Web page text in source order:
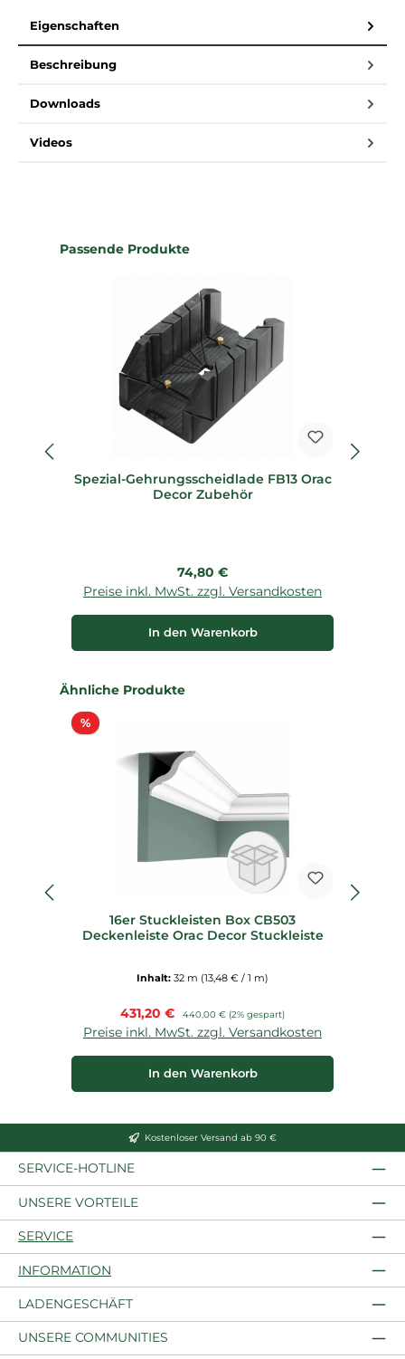
Eigenschaften
Beschreibung
Downloads
Videos
Produktgalerie überspringen
Passende Produkte
Spezial-Gehrungsscheidlade FB13 Orac
Decor Zubehör
Regulärer Preis:
74,80 €
Preise inkl. MwSt. zzgl. Versandkosten
In den Warenkorb
Produktgalerie überspringen
Ähnliche Produkte
%Rabatt
16er Stuckleisten Box CB503
Deckenleiste Orac Decor Stuckleiste
Inhalt: 32 m (13,48 € / 1 m)
Verkaufspreis:
431,20 € Regulärer Preis:
440,00 € (2% gespart)
Preise inkl. MwSt. zzgl. Versandkosten
In den Warenkorb
Kostenloser Versand ab 90 €
SERVICE-HOTLINE
UNSERE VORTEILE
SERVICE
INFORMATION
LADENGESCHÄFT
UNSERE COMMUNITIES